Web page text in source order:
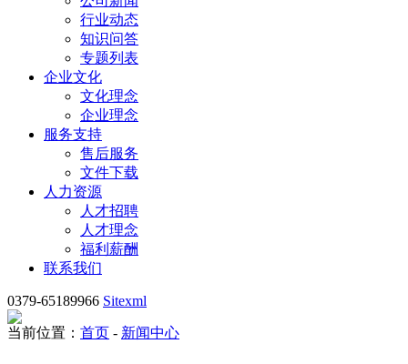
行业动态
知识问答
专题列表
企业文化
文化理念
企业理念
服务支持
售后服务
文件下载
人力资源
人才招聘
人才理念
福利薪酬
联系我们
0379-65189966 Sitexml
当前位置： 首页 - 新闻中心